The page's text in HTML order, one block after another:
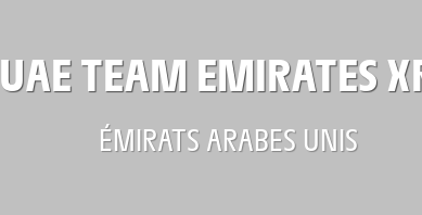
UAE TEAM EMIRATES
ÉMIRATS ARABES UNIS